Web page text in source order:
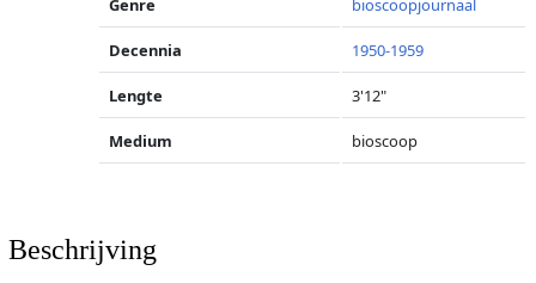
Genre bioscoopjournaal
Decennia 1950-1959
Lengte 3'12"
Medium bioscoop
Beschrijving